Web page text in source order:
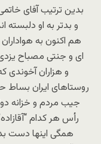
بدين ترتيب آفای
و بدتر به او دلبسته
هم اکنون به
ای و جنتی مصباح
و هزاران آخوندی
روستاهای ايران
جيب مردم و خزانه
رأس هر کدام
همگی اينها دست